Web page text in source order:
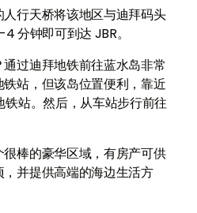
行天桥将该地区与迪拜码头
分钟即可到达 JBR。
过迪拜地铁前往蓝水岛非常
站，但该岛位置便利，靠近
站。然后，从车站步行前往
棒的豪华区域，有房产可供
并提供高端的海边生活方